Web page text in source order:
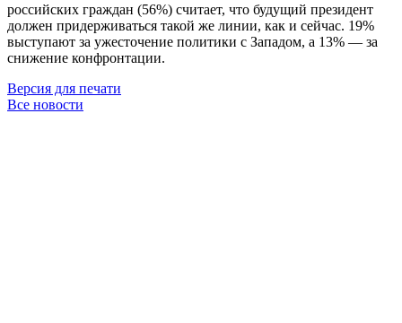
российских граждан (56%) считает, что будущий президент
должен придерживаться такой же линии, как и сейчас. 19%
выступают за ужесточение политики с Западом, а 13% — за
снижение конфронтации.
Версия для печати
Все новости